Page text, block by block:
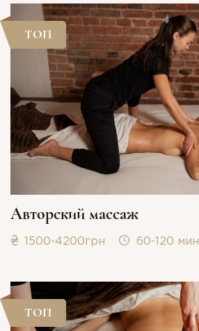
ТОП
Авторский массаж
1500-4200грн 60-120 мин
ТОП